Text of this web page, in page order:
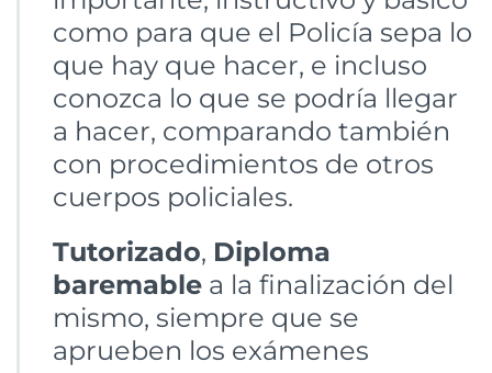
como para que el Policía sepa lo
que hay que hacer, e incluso
conozca lo que se podría llegar
a hacer, comparando también
con procedimientos de otros
cuerpos policiales.
Tutorizado, Diploma
baremable a la finalización del
mismo, siempre que se
aprueben los exámenes